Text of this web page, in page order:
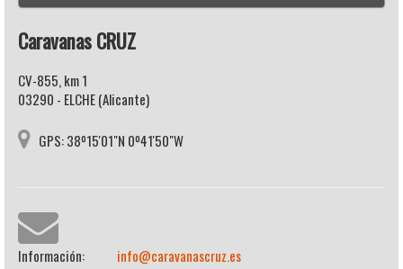
Caravanas CRUZ
CV-855, km 1
03290 - ELCHE (Alicante)
GPS: 38º15'01"N 0º41'50"W
Información:
info@caravanascruz.es